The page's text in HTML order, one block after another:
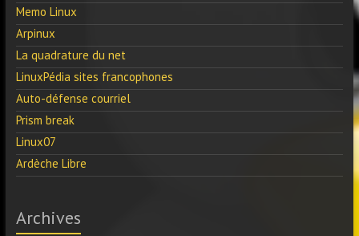
Memo Linux
Arpinux
La quadrature du net
LinuxPédia sites francophones
Auto-défense courriel
Prism break
Linux07
Ardèche Libre
Archives